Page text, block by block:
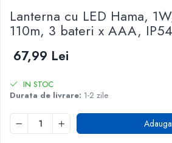
Lanterna cu LED Hama,
110m, 3 bateri x AAA, IP54
67,99 Lei
IN STOC
Durata de livrare: 1-2 zile